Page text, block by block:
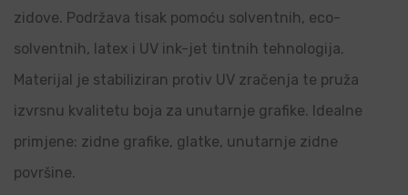
zidove. Podržava tisak pomoću solventnih, eco-
solventnih, latex i UV ink-jet tintnih tehnologija.
Materijal je stabiliziran protiv UV zračenja te pruža
izvrsnu kvalitetu boja za unutarnje grafike. Idealne
primjene: zidne grafike, glatke, unutarnje zidne
površine.